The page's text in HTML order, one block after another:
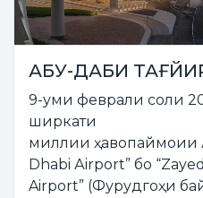
АБУ-ДАБИ
9-уми феврали соли
ширкати
миллии ҳавопаймоии
Dhabi Аirport” бо
Airport” (Фурудгоҳи